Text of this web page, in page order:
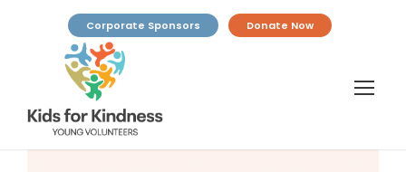
Corporate Sponsors Donate Now